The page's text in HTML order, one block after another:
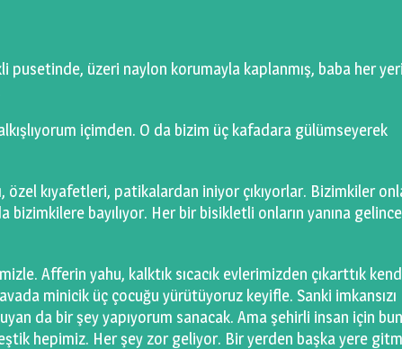
üzeri naylon korumayla kaplanmış, baba her yeri
içimden. O da bizim üç kafadara gülümseyerek
özel kıyafetleri, patikalardan iniyor çıkıyorlar. Bizimkiler
bizimkilere bayılıyor. Her bir bisikletli onların yanına gelince
Afferin yahu, kalktık sıcacık evlerimizden çıkarttık
minicik üç çocuğu yürütüyoruz keyifle. Sanki imkansızı
da bir şey yapıyorum sanacak. Ama şehirli insan için
hepimiz. Her şey zor geliyor. Bir yerden başka yere